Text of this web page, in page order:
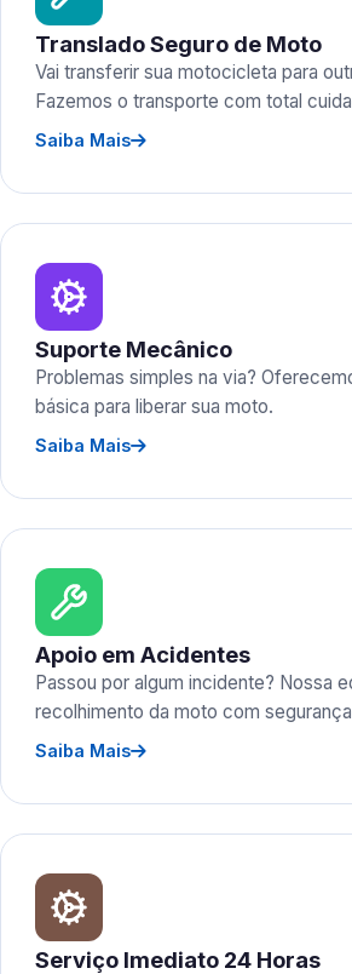
Translado Seguro de Moto
Vai transferir sua motocicleta para
Fazemos o transporte com total
Saiba Mais
Suporte Mecânico
Problemas simples na via?
básica para liberar sua moto.
Saiba Mais
Apoio em Acidentes
Passou por algum incidente? Nossa
recolhimento da moto com
Saiba Mais
Serviço Imediato 24 Horas